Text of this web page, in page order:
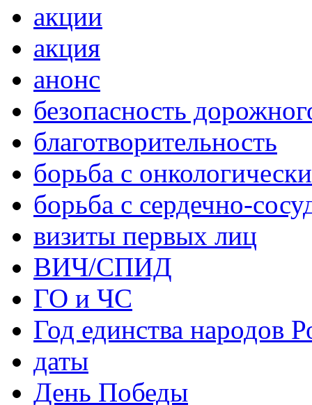
акции
акция
анонс
безопасность
благотворительность
борьба с
борьба с сердечно-
визиты первых лиц
ВИЧ/СПИД
ГО и ЧС
Год единства народов
даты
День Победы